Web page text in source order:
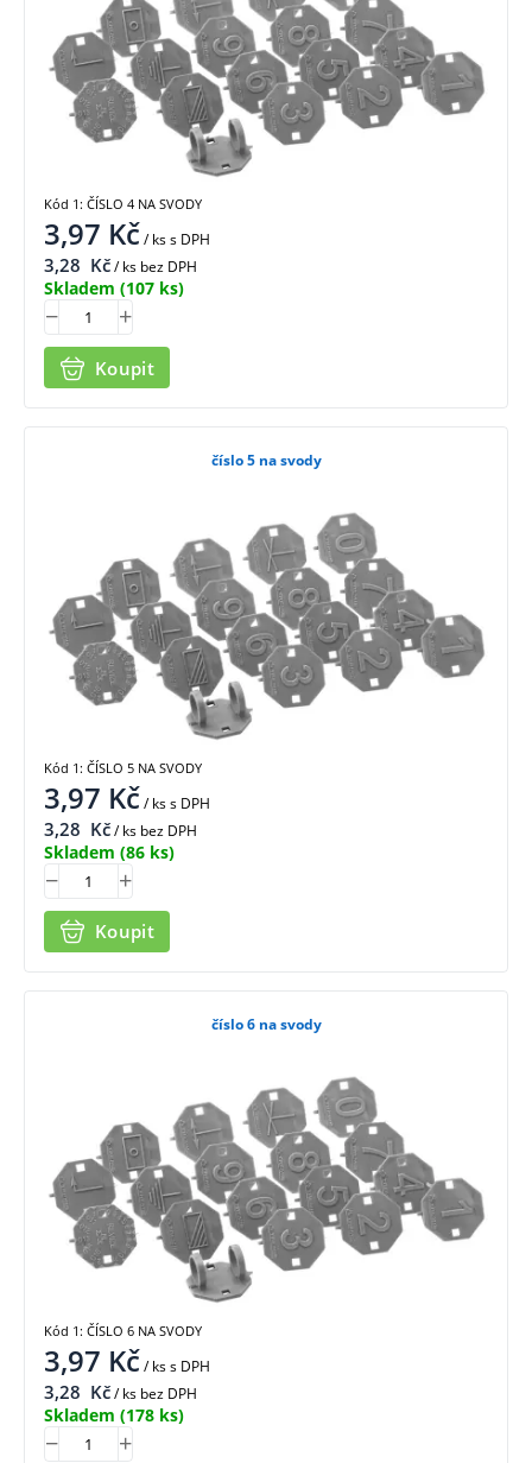
3,97 Kč/ kss DPH
3,28 Kč/ ks bez DPH
Skladem (107 ks)
Koupit
Kód 1: ČÍSLO 4 NA SVODY
číslo 5 na svody
3,97 Kč/ kss DPH
3,28 Kč/ ks bez DPH
Skladem (86 ks)
Koupit
Kód 1: ČÍSLO 5 NA SVODY
číslo 6 na svody
3,97 Kč/ kss DPH
3,28 Kč/ ks bez DPH
Skladem (178 ks)
Kód 1: ČÍSLO 6 NA SVODY